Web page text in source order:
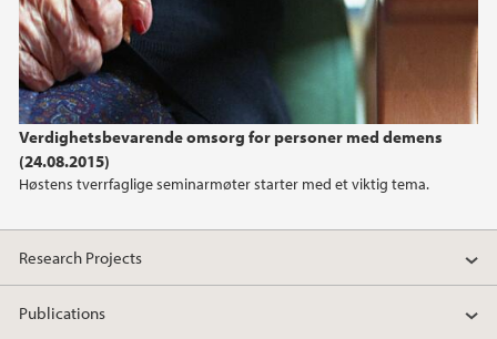
Verdighetsbevarende omsorg for personer med demens
(24.08.2015)
Høstens tverrfaglige seminarmøter starter med et viktig tema.
2014
Research Projects
Publications